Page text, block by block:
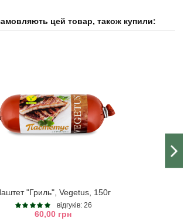
замовляють цей товар, також купили:
"Гриль", Vegetus, 150г
відгуків: 26
60,00 грн